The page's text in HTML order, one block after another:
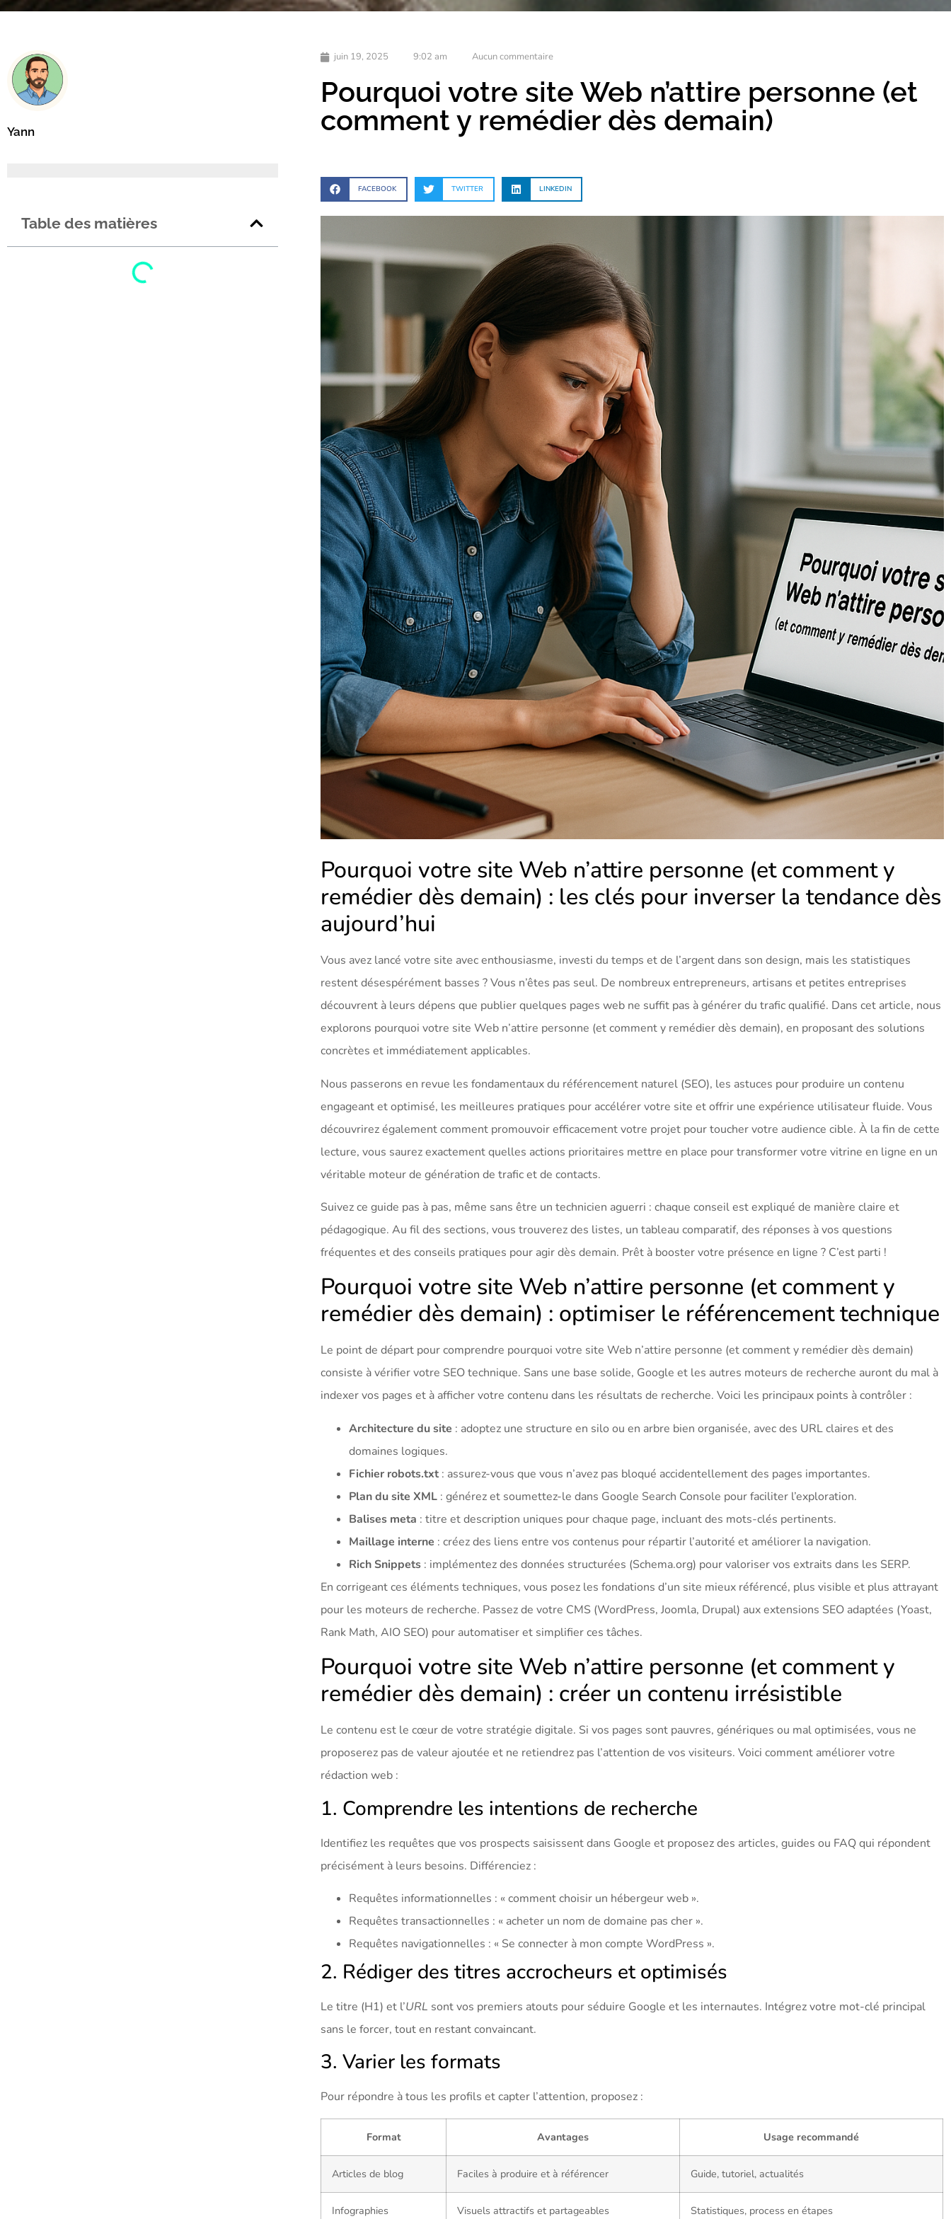
Yann
Table des matières
juin 19, 2025 9:02 am Aucun commentaire
Pourquoi votre site Web n’attire personne (et
comment y remédier dès demain)
FACEBOOK TWITTER LINKEDIN
Pourquoi votre site Web n’attire personne (et comment y
remédier dès demain) : les clés pour inverser la tendance dès
aujourd’hui
Vous avez lancé votre site avec enthousiasme, investi du temps et de l’argent dans son design, mais les statistiques
restent désespérément basses ? Vous n’êtes pas seul. De nombreux entrepreneurs, artisans et petites entreprises
découvrent à leurs dépens que publier quelques pages web ne suffit pas à générer du trafic qualifié. Dans cet article, nous
explorons pourquoi votre site Web n’attire personne (et comment y remédier dès demain), en proposant des solutions
concrètes et immédiatement applicables.
Nous passerons en revue les fondamentaux du référencement naturel (SEO), les astuces pour produire un contenu
engageant et optimisé, les meilleures pratiques pour accélérer votre site et offrir une expérience utilisateur fluide. Vous
découvrirez également comment promouvoir efficacement votre projet pour toucher votre audience cible. À la fin de cette
lecture, vous saurez exactement quelles actions prioritaires mettre en place pour transformer votre vitrine en ligne en un
véritable moteur de génération de trafic et de contacts.
Suivez ce guide pas à pas, même sans être un technicien aguerri : chaque conseil est expliqué de manière claire et
pédagogique. Au fil des sections, vous trouverez des listes, un tableau comparatif, des réponses à vos questions
fréquentes et des conseils pratiques pour agir dès demain. Prêt à booster votre présence en ligne ? C’est parti !
Pourquoi votre site Web n’attire personne (et comment y
remédier dès demain) : optimiser le référencement technique
Le point de départ pour comprendre pourquoi votre site Web n’attire personne (et comment y remédier dès demain)
consiste à vérifier votre SEO technique. Sans une base solide, Google et les autres moteurs de recherche auront du mal à
indexer vos pages et à afficher votre contenu dans les résultats de recherche. Voici les principaux points à contrôler :
Architecture du site : adoptez une structure en silo ou en arbre bien organisée, avec des URL claires et des
domaines logiques.
Fichier robots.txt : assurez-vous que vous n’avez pas bloqué accidentellement des pages importantes.
Plan du site XML : générez et soumettez-le dans Google Search Console pour faciliter l’exploration.
Balises meta : titre et description uniques pour chaque page, incluant des mots-clés pertinents.
Maillage interne : créez des liens entre vos contenus pour répartir l’autorité et améliorer la navigation.
Rich Snippets : implémentez des données structurées (Schema.org) pour valoriser vos extraits dans les SERP.
En corrigeant ces éléments techniques, vous posez les fondations d’un site mieux référencé, plus visible et plus attrayant
pour les moteurs de recherche. Passez de votre CMS (WordPress, Joomla, Drupal) aux extensions SEO adaptées (Yoast,
Rank Math, AIO SEO) pour automatiser et simplifier ces tâches.
Pourquoi votre site Web n’attire personne (et comment y
remédier dès demain) : créer un contenu irrésistible
Le contenu est le cœur de votre stratégie digitale. Si vos pages sont pauvres, génériques ou mal optimisées, vous ne
proposerez pas de valeur ajoutée et ne retiendrez pas l’attention de vos visiteurs. Voici comment améliorer votre
rédaction web :
1. Comprendre les intentions de recherche
Identifiez les requêtes que vos prospects saisissent dans Google et proposez des articles, guides ou FAQ qui répondent
précisément à leurs besoins. Différenciez :
Requêtes informationnelles : « comment choisir un hébergeur web ».
Requêtes transactionnelles : « acheter un nom de domaine pas cher ».
Requêtes navigationnelles : « Se connecter à mon compte WordPress ».
2. Rédiger des titres accrocheurs et optimisés
Le titre (H1) et l’URL sont vos premiers atouts pour séduire Google et les internautes. Intégrez votre mot-clé principal
sans le forcer, tout en restant convaincant.
3. Varier les formats
Pour répondre à tous les profils et capter l’attention, proposez :
Format Avantages Usage recommandé
Articles de blog Faciles à produire et à référencer Guide, tutoriel, actualités
Infographies Visuels attractifs et partageables Statistiques, process en étapes